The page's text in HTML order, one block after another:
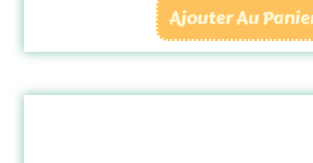
Ajouter Au